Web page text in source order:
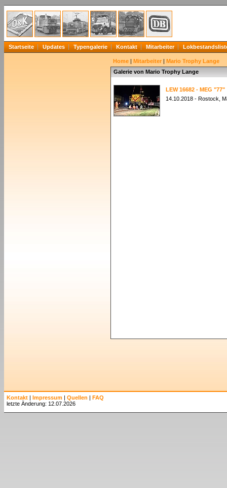
Startseite Updates Typengalerie Kontakt Mitarbeiter
Home | Mitarbeiter | Mario Trophy Lange
Galerie von Mario Trophy Lange
LEW 16682 - MEG "77"
14.10.2018 - Rostock,
Kontakt | Impressum | Quellen | FAQ
letzte Änderung: 12.07.2026